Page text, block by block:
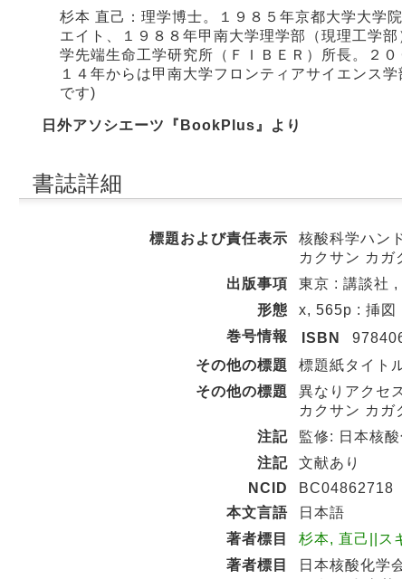
杉本 直己：理学博士。１９８５年京都大学大学
エイト、１９８８年甲南大学理学部（現理工学
学先端生命工学研究所（ＦＩＢＥＲ）所長。２
１４年からは甲南大学フロンティアサイエンス
です)
日外アソシエーツ『BookPlus』より
書誌詳細
標題および責任表示
核酸科学ハン
カクサン カガ
出版事項
東京 : 講談社
形態
x, 565p : 挿図
巻号情報
ISBN
その他の標題
標題紙タイト
その他の標題
異なりアクセ
カクサン カガ
注記
監修: 日本核
注記
文献あり
NCID
BC04862718
本文言語
日本語
著者標目
杉本, 直己||ス
著者標目
日本核酸化学